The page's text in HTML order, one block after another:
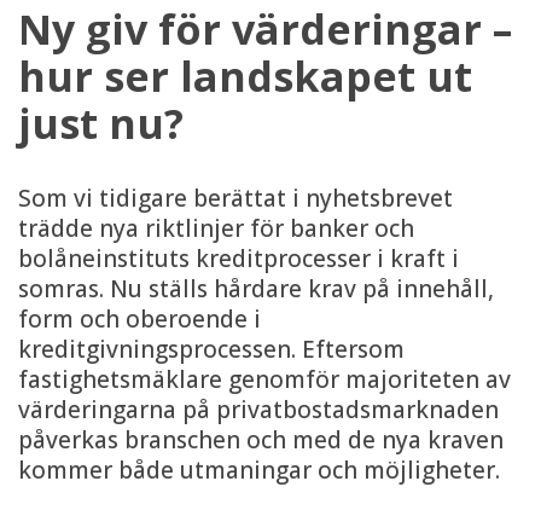
Ny giv för värderingar –
hur ser landskapet ut
just nu?
Som vi tidigare berättat i nyhetsbrevet
trädde nya riktlinjer för banker och
bolåneinstituts kreditprocesser i kraft i
somras. Nu ställs hårdare krav på innehåll,
form och oberoende i
kreditgivningsprocessen. Eftersom
fastighetsmäklare genomför majoriteten av
värderingarna på privatbostadsmarknaden
påverkas branschen och med de nya kraven
kommer både utmaningar och möjligheter.